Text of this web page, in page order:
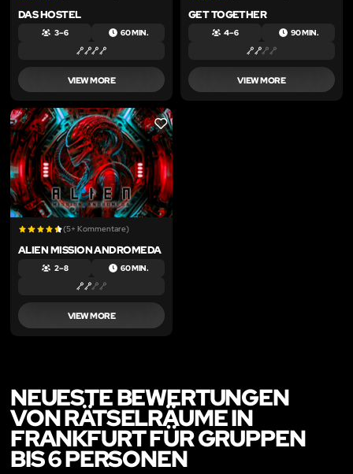
DAS HOSTEL
3 – 6 60 MIN.
VIEW MORE
GET TOGETHER
4 – 6 90 MIN.
VIEW MORE
LIKE
(5+ Kommentare)
ALIEN MISSION ANDROMEDA
2 – 8 60 MIN.
VIEW MORE
NEUESTE BEWERTUNGEN
VON RÄTSELRÄUME IN
FRANKFURT FÜR GRUPPEN
BIS 6 PERSONEN